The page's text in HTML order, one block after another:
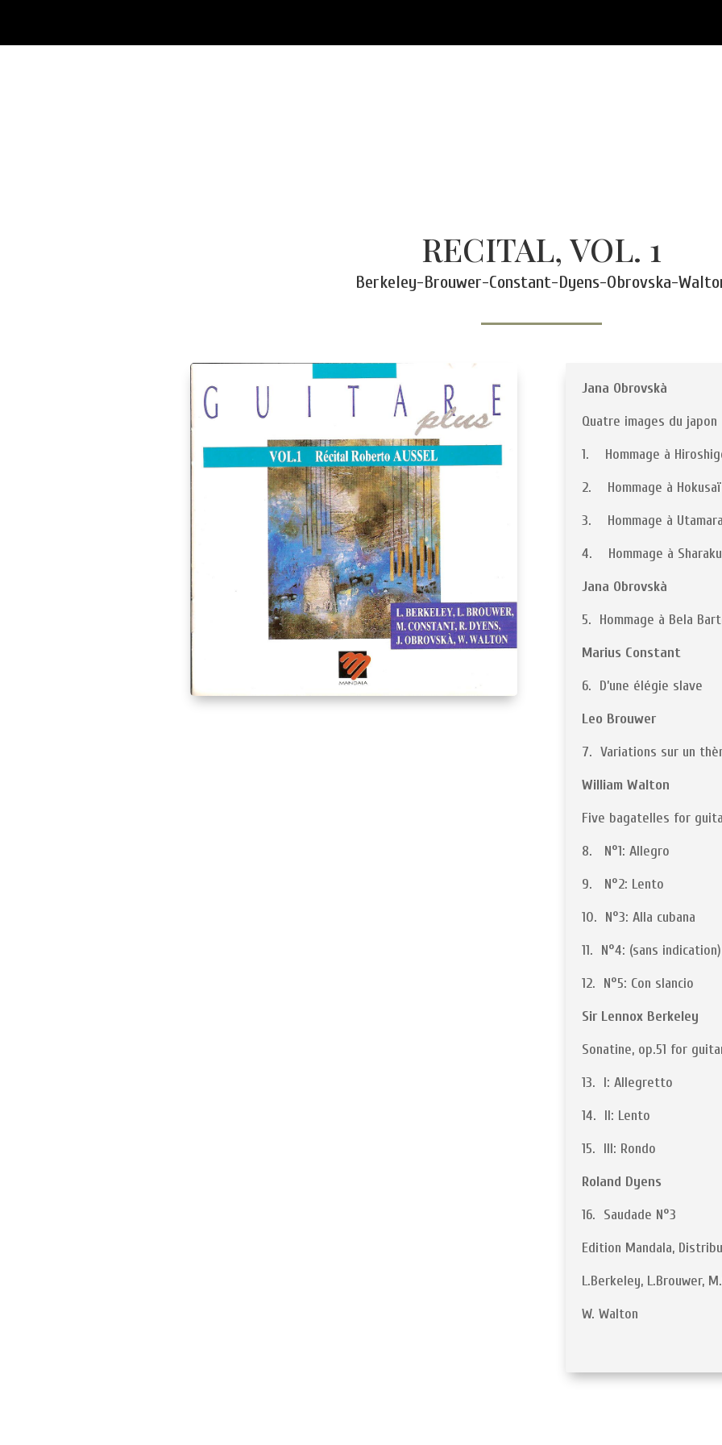
RECITAL, VOL. 1
Berkeley-Brouwer-Constant-Dyens-Obrovska-
Jana Obrovskà
Quatre images du japon
1. Hommage à
2. Hommage à Hokusaï
3. Hommage à Utamara
4. Hommage à Sharaku
Jana Obrovskà
5. Hommage à Bela
Marius Constant
6. D’une élégie slave
Leo Brouwer
7. Variations sur un
William Walton
Five bagatelles for
8. N°1: Allegro
9. N°2: Lento
10. N°3: Alla cubana
11. N°4: (sans indication)
12. N°5: Con slancio
Sir Lennox Berkeley
Sonatine, op.51 for
13. I: Allegretto
14. II: Lento
15. III: Rondo
Roland Dyens
16. Saudade N°3
Edition Mandala,
L.Berkeley, L.Brouwer,
W. Walton